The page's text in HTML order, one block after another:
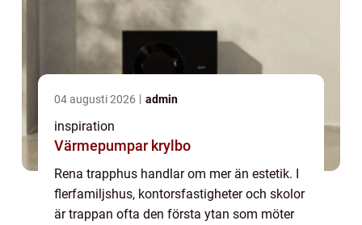
04 augusti 2026 admin
inspiration
Värmepumpar krylbo
Rena trapphus handlar om mer än estetik. I
flerfamiljshus, kontorsfastigheter och skolor
är trappan ofta den första ytan som möter